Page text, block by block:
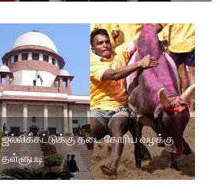
ஜல்லிக்கட்டுக்கு தடை கோரிய வழக்கு
தள்ளுபடி